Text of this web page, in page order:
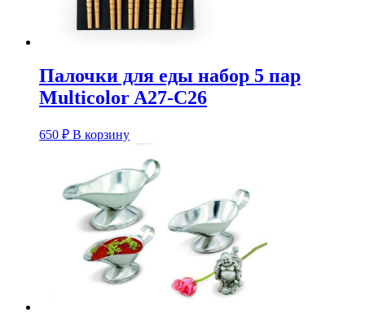
Палочки для еды набор 5 пар
Multicolor A27-C26
650 ₽ В корзину